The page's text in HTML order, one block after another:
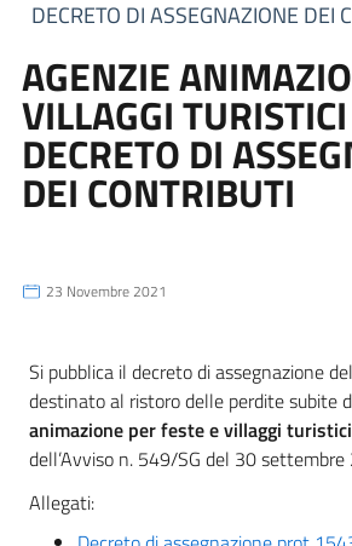
DECRETO DI ASSEGNAZIONE DEI
AGENZIE
VILLAGGI
DECRETO DI
DEI CONTRIBUTI
23 Novembre 2021
Si pubblica il decreto di assegnazione
destinato al ristoro delle perdite subite
animazione per feste e villaggi
dell’Avviso n. 549/SG del 30
Allegati: